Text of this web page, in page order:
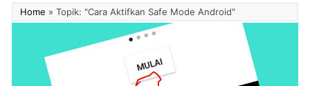
Home » Topik: "Cara Aktifkan Safe Mode Android"